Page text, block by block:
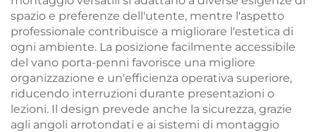
spazio e preferenze dell'utente, mentre l'aspetto
professionale contribuisce a migliorare l'estetica di
ogni ambiente. La posizione facilmente accessibile
del vano porta-penni favorisce una migliore
organizzazione e un'efficienza operativa superiore,
riducendo interruzioni durante presentazioni o
lezioni. Il design prevede anche la sicurezza, grazie
agli angoli arrotondati e ai sistemi di montaggio